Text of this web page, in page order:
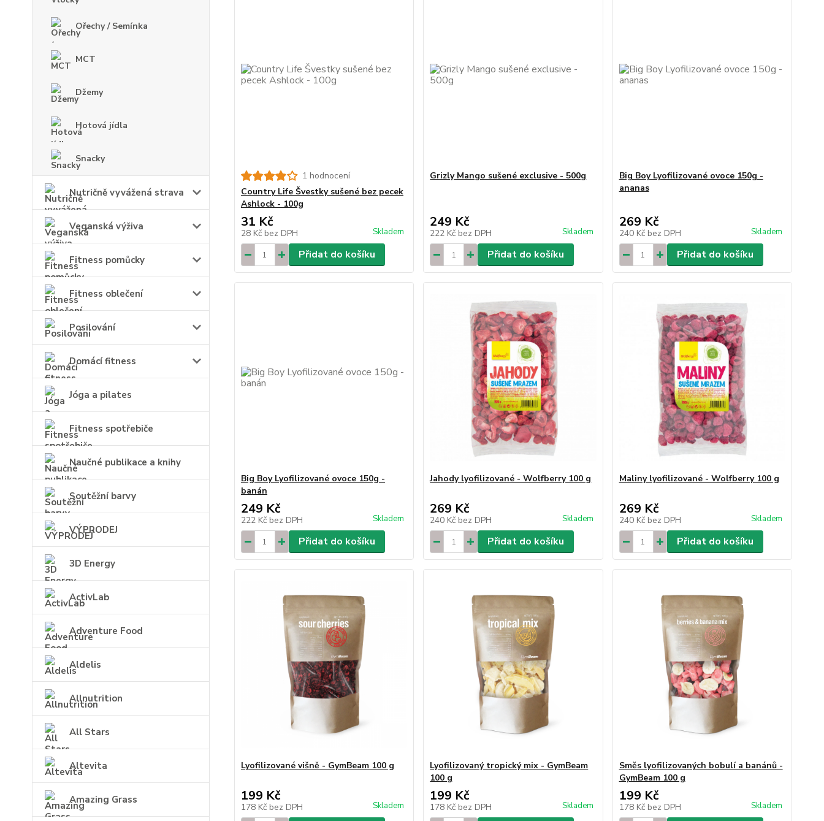
Ořechy / Semínka
MCT
Džemy
Hotová jídla
Snacky
Nutričně vyvážená strava
Veganská výživa
Fitness pomůcky
Fitness oblečení
Posilování
Domácí fitness
Jóga a pilates
Fitness spotřebiče
Naučné publikace a knihy
Soutěžní barvy
VÝPRODEJ
3D Energy
ActivLab
Adventure Food
Aldelis
Allnutrition
All Stars
Altevita
Amazing Grass
1 hodnocení
Country Life Švestky sušené bez pecek
Ashlock - 100g
31 Kč
28 Kč bez DPH Skladem
Přidat do košíku
Grizly Mango sušené exclusive - 500g
249 Kč
222 Kč bez DPH Skladem
Přidat do košíku
Big Boy Lyofilizované ovoce 150g -
ananas
269 Kč
240 Kč bez DPH Skladem
Přidat do košíku
Big Boy Lyofilizované ovoce 150g -
banán
249 Kč
222 Kč bez DPH Skladem
Přidat do košíku
Jahody lyofilizované - Wolfberry 100 g
269 Kč
240 Kč bez DPH Skladem
Přidat do košíku
Maliny lyofilizované - Wolfberry 100 g
269 Kč
240 Kč bez DPH Skladem
Přidat do košíku
Lyofilizované višně - GymBeam 100 g
199 Kč
178 Kč bez DPH Skladem
Lyofilizovaný tropický mix - GymBeam
100 g
199 Kč
178 Kč bez DPH Skladem
Směs lyofilizovaných bobulí a banánů -
GymBeam 100 g
199 Kč
178 Kč bez DPH Skladem